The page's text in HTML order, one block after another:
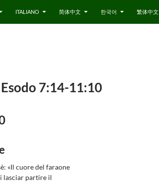
ITALIANO 简体中文 한국어 繁体中文
7:14-11:10
«Il cuore del faraone
lasciar partire il